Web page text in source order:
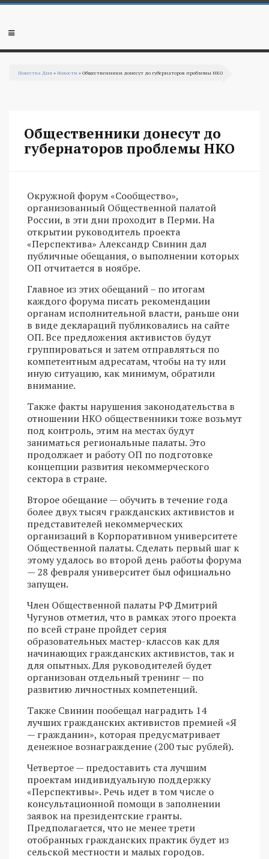
Перейти к основному содержанию
Мобильное
Повестка Дня »Новости » Общественники донесут до губернаторов проблемы НКО
Общественники донесут до
губернаторов проблемы НКО
Окружной форум «Сообщество»,
организованный Общественной палатой
России, в эти дни проходит в Перми. На
открытии руководитель проекта
«Перспектива» Александр Свинин дал
публичные обещания, о выполнении которых
ОП отчитается в ноябре.
Главное из этих обещаний – по итогам
каждого форума писать рекомендации
органам исполнительной власти, раньше они
в виде деклараций публиковались на сайте
ОП. Все предложения активистов будут
группироваться и затем отправляться по
компетентным адресатам, чтобы на ту или
иную ситуацию, как минимум, обратили
внимание.
Также факты нарушения законодательства в
отношении НКО общественники тоже возьмут
под контроль, этим на местах будут
заниматься региональные палаты. Это
продолжает и работу ОП по подготовке
концепции развития некоммерческого
сектора в стране.
Второе обещание — обучить в течение года
более двух тысяч гражданских активистов и
представителей некоммерческих
организаций в Корпоративном университете
Общественной палаты. Сделать первый шаг к
этому удалось во второй день работы форума
— 28 февраля университет был официально
запущен.
Член Общественной палаты РФ Дмитрий
Чугунов отметил, что в рамках этого проекта
по всей стране пройдет серия
образовательных мастер-классов как для
начинающих гражданских активистов, так и
для опытных. Для руководителей будет
организован отдельный тренинг — по
развитию личностных компетенций.
Также Свинин пообещал наградить 14
лучших гражданских активистов премией «Я
— гражданин», которая предусматривает
денежное вознаграждение (200 тыс рублей).
Четвертое — предоставить ста лучшим
проектам индивидуальную поддержку
«Перспективы». Речь идет в том числе о
консультационной помощи в заполнении
заявок на президентские гранты.
Предполагается, что не менее трети
отобранных гражданских практик будет из
сельской местности и малых городов.